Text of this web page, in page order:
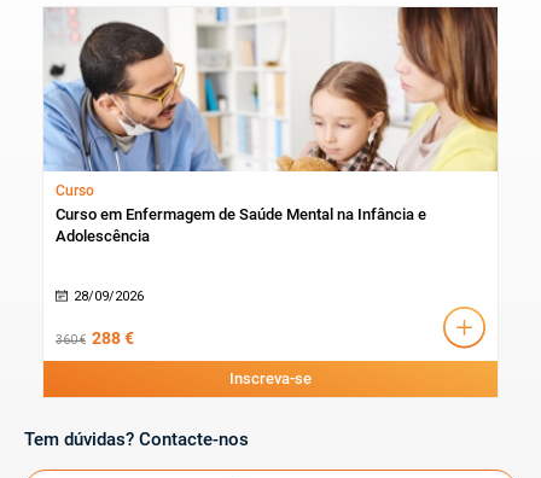
Curso
Curso em Enfermagem de Saúde Mental na Infância e
Adolescência
28/09/2026
360 € 288 €
Inscreva-se
Tem dúvidas? Contacte-nos